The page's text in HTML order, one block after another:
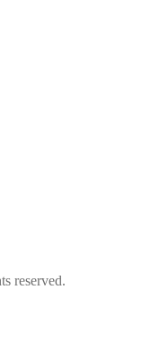
reserved.